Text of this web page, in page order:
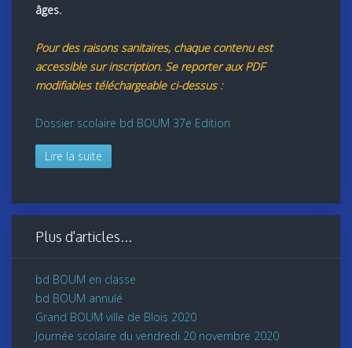
âges.
Pour des raisons sanitaires, chaque contenu est
accessible sur inscription. Se reporter aux PDF
modifiables téléchargeable ci-dessus :
Dossier scolaire bd BOUM 37e Edition
Lire la suite
Plus d'articles...
bd BOUM en classe
bd BOUM annulé
Grand BOUM ville de Blois 2020
Journée scolaire du vendredi 20 novembre 2020